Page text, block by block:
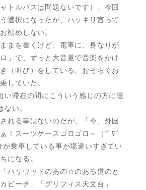
トルバスは問題ないです）、今回
選択になったが、ハッキリ言って
勧めしない。
まを書くけど、電車に、身なりが
」で、ずっと大音量で音楽をかけ
（叫び）をしている、おそらくお
していた。
い滞在の間にこういう感じの方に遭
い。
れる事はないのだが、「今、外国
！スーツケースゴロゴロ～（*ﾟ∇ﾟ
乗車している事が場違いすぎてい
になる。
ハリウッドのあの☆のある道のと
ビーチ」「グリフィス天文台」